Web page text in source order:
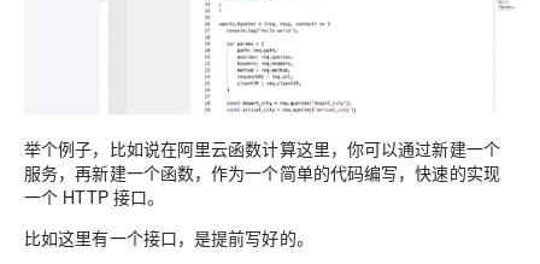
举个例子，比如说在阿里云函数计算这里，你可以通过新建一个
服务，再新建一个函数，作为一个简单的代码编写，快速的实现
一个 HTTP 接口。
比如这里有一个接口，是提前写好的。